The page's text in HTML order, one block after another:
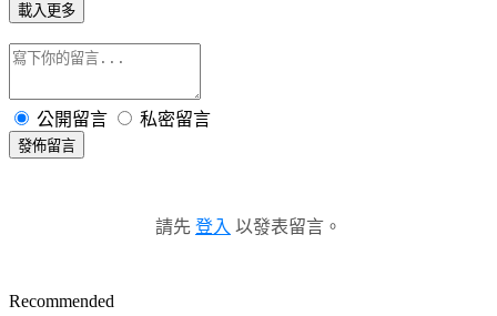
載入更多
公開留言 私密留言
發佈留言
請先 登入 以發表留言。
Recommended